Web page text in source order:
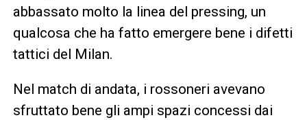
abbassato molto la linea del pressing, un
qualcosa che ha fatto emergere bene i difetti
tattici del Milan.
Nel match di andata, i rossoneri avevano
sfruttato bene gli ampi spazi concessi dai